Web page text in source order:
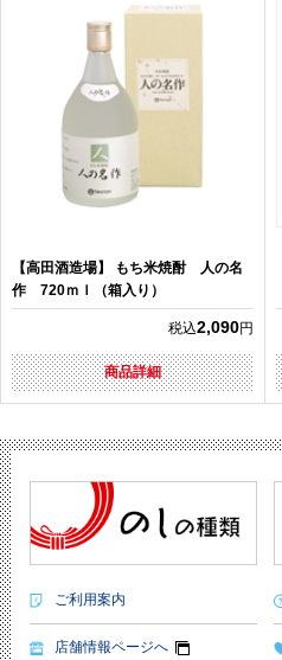
【高田酒造場】 もち米焼酎 人の名
作 720ｍｌ（箱入り）
税込2,090円
商品詳細
ご利用案内
店舗情報ページへ